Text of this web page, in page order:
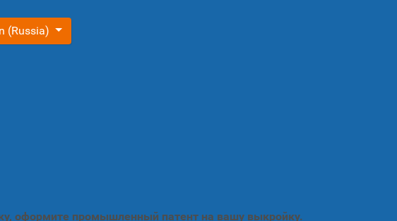
(Russia)
оформите промышленный патент на вашу выкройку.